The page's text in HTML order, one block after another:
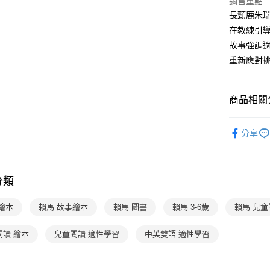
完成交易。
3.實際核
4.訂單成
消。如遇
【繳款方
2.透過簡
【注意事
1.本服務
3.完整用
【關於「
AFTEE先
１．簡單
２．便利
３．安心
付」結帳
／ATM／
ATM付款
運送方式
每筆
每筆
長頸鹿朱
在教練引
故事強調
重新應對
商品相關
分享
類
本 賴馬 故事繪本 賴馬 圖書 賴馬 3-6歲 賴馬 兒童
讀 繪本 兒童閱讀 適性學習 中英雙語 適性學習